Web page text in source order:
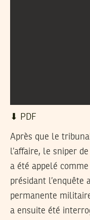
⬇︎ PDF
Après que le
l’affaire, le sniper
a été appelé
présidant l’enquête
permanente
a ensuite été